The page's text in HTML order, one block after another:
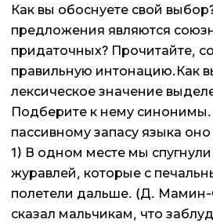
Как вы обоснуете свой
предложения являются
придаточных? Прочитайте,
правильную интонацию.Как
лексическое значение
Подберите к нему синонимы.
пассивному запасу языка оно
1) В одном месте мы
журавлей, которые с
полетели дальше. (Д.
сказал мальчикам, что